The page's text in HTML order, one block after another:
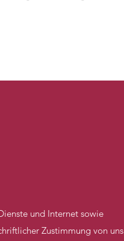
und Internet sowie
Zustimmung von uns